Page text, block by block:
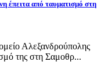
έπειτα από ταυματισμό στη
Αλεξανδρούπολης
της στη Σαμοθρ...